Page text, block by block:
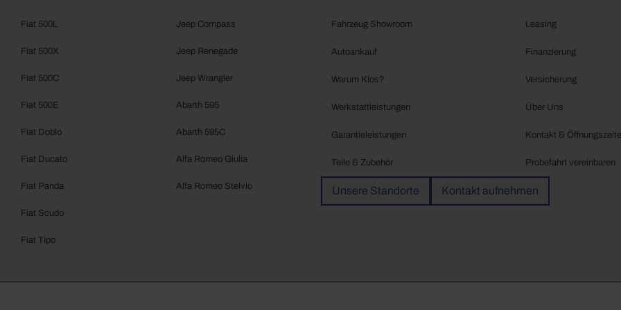
Fiat 500L
Fiat 500X
Fiat 500C
Fiat 500E
Fiat Doblo
Fiat Ducato
Fiat Panda
Fiat Scudo
Fiat Tipo
Jeep Compass
Jeep Renegade
Jeep Wrangler
Abarth 595
Abarth 595C
Alfa Romeo Giulia
Alfa Romeo Stelvio
Fahrzeug Showroom
Autoankauf
Warum Klos?
Werkstattleistungen
Garantieleistungen
Teile & Zubehör
Leasing
Finanzierung
Versicherung
Über Uns
Kontakt &
Probefahrt vereinbaren
Unsere Standorte Kontakt aufnehmen